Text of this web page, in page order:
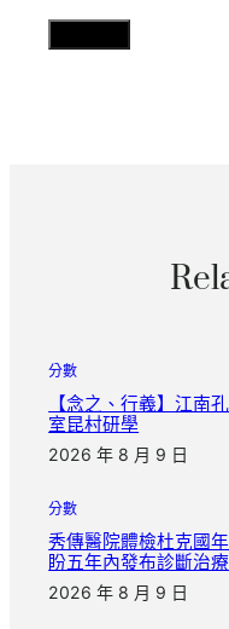
分數
【念之、行義】江
室昆村研學
2026 年 8 月 9 日
分數
秀傳醫院體檢杜克國
盼五年內發布診斷治
2026 年 8 月 9 日